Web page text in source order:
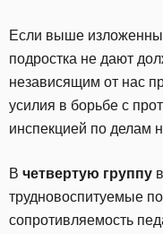
Если выше
подростка не дают
независящим от нас
усилия в борьбе с
инспекцией по делам
В четвертую группу
трудновоспитуемые
сопротивляемость